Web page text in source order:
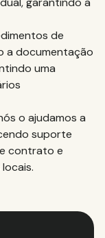
de
a documentação
uma
o ajudamos a
suporte
contrato e